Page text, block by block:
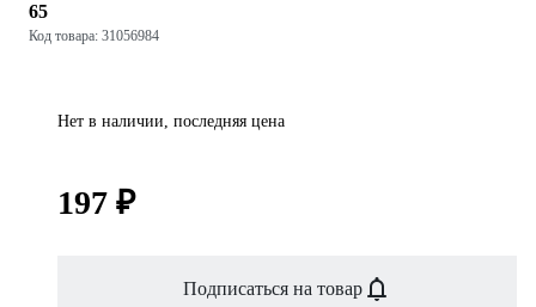
65
Код товара: 31056984
Нет в наличии, последняя цена
197 ₽
Подписаться на товар